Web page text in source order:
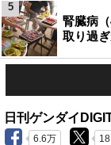
腎臓病
取り過
5
日刊ゲンダイ
6.6万